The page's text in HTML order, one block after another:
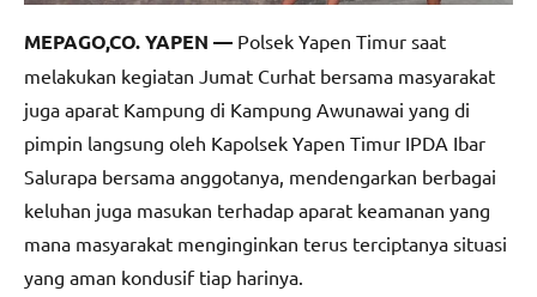
MEPAGO,CO. YAPEN — Polsek Yapen Timur saat
melakukan kegiatan Jumat Curhat bersama masyarakat
juga aparat Kampung di Kampung Awunawai yang di
pimpin langsung oleh Kapolsek Yapen Timur IPDA Ibar
Salurapa bersama anggotanya, mendengarkan berbagai
keluhan juga masukan terhadap aparat keamanan yang
mana masyarakat menginginkan terus terciptanya situasi
yang aman kondusif tiap harinya.